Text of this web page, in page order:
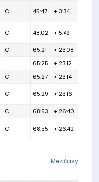
C 45:47 + 3:34
C 48:02 + 5:49
C 65:21
+ 23:08
65:25
+ 23:12
C 65:27 + 23:14
C 65:29 + 23:16
C 68:53 + 26:40
C 68:55 + 26:42
Mezičasy